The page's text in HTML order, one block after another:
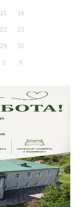
15 16
22 23
29 30
5 6